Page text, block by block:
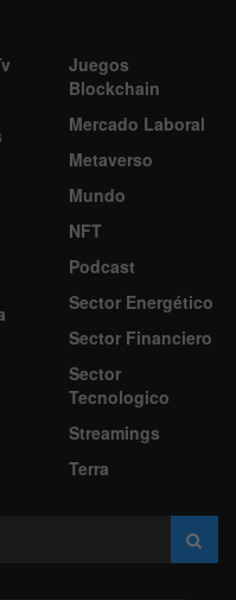
Juegos
Blockchain
Mercado Laboral
Metaverso
Mundo
NFT
Podcast
Sector Energético
Sector Financiero
Sector
Tecnologico
Streamings
Terra